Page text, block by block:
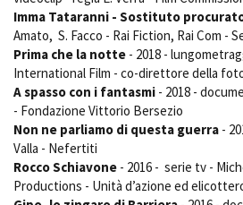
Short Film Fund
PRODUCTION GUIDE
Società di produzione
Strutture di servizio
Professionisti
Attrici-Attori
Beginners
Imma Tataranni - Sostituto
Amato, S. Facco - Rai Fiction, Rai Com -
Prima che la notte - 2018 -
International Film - co-direttore della
A spasso con i fantasmi - 2018 -
- Fondazione Vittorio Bersezio
Non ne parliamo di questa guerra -
Valla - Nefertiti
Rocco Schiavone - 2016 - serie tv -
Productions - Unità d’azione ed